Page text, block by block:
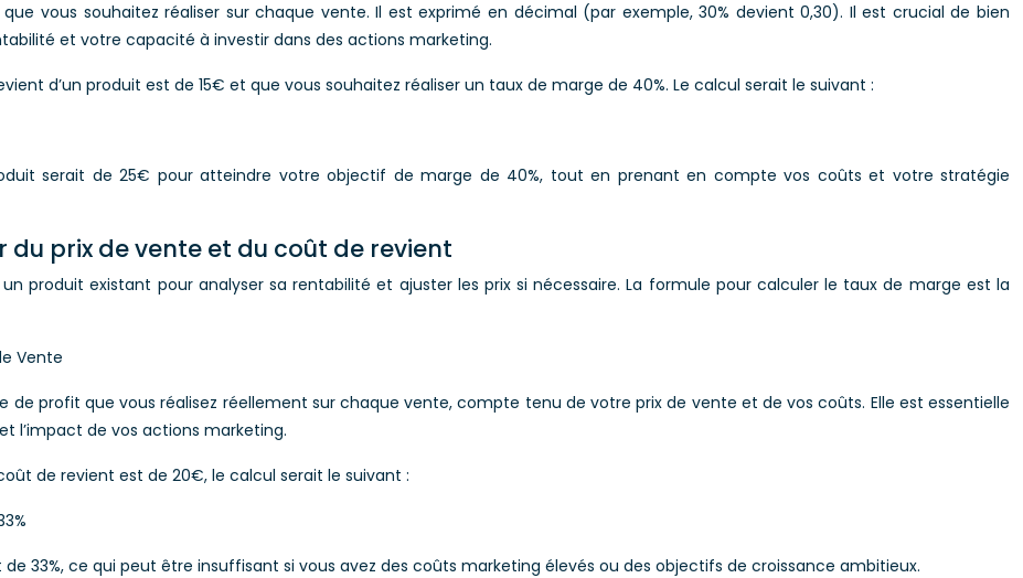
vous souhaitez réaliser sur chaque vente. Il est exprimé en décimal (par exemple, 30% devient 0,30). Il est crucial de bien
et votre capacité à investir dans des actions marketing.
d’un produit est de 15€ et que vous souhaitez réaliser un taux de marge de 40%. Le calcul serait le suivant :
serait de 25€ pour atteindre votre objectif de marge de 40%, tout en prenant en compte vos coûts et votre stratégie
prix de vente et du coût de revient
produit existant pour analyser sa rentabilité et ajuster les prix si nécessaire. La formule pour calculer le taux de marge est la
Vente
profit que vous réalisez réellement sur chaque vente, compte tenu de votre prix de vente et de vos coûts. Elle est essentielle
l’impact de vos actions marketing.
de revient est de 20€, le calcul serait le suivant :
33%, ce qui peut être insuffisant si vous avez des coûts marketing élevés ou des objectifs de croissance ambitieux.